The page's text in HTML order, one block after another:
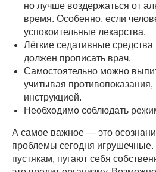
но лучше воздержаться от
время. Особенно, если
успокоительные лекарства.
Лёгкие седативные
должен прописать врач.
Самостоятельно можно
учитывая противопоказания,
инструкцией.
Необходимо соблюдать
А самое важное — это
проблемы сегодня
пустякам, пугают себя